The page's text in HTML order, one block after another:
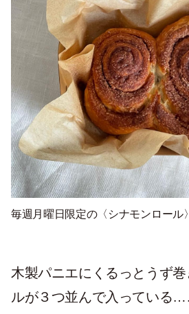
毎週月曜日限定の〈シナモンロール
木製パニエにくるっとうず
ルが３つ並んで入っている